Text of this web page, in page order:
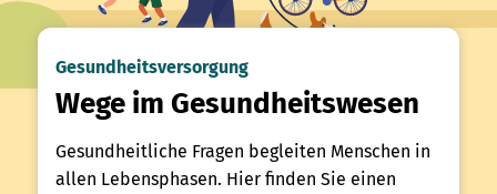
Gesundheitsversorgung
Wege im Gesundheitswesen
Gesundheitliche Fragen begleiten Menschen in
allen Lebensphasen. Hier finden Sie einen